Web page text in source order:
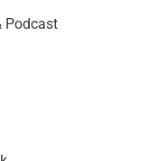
Podcast